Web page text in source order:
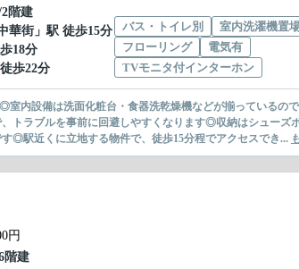
階建
華街」駅 徒歩15分
18分
歩22分
バス・トイレ別 室内洗濯機置
フローリング
電気有
TVモニタ付インターホン
内設備は洗面化粧台・食器洗乾燥機などが揃っているの
トラブルを事前に回避しやすくなります◎収納はシューズ
◎駅近くに立地する物件で、徒歩15分程でアクセスでき...
円
階建